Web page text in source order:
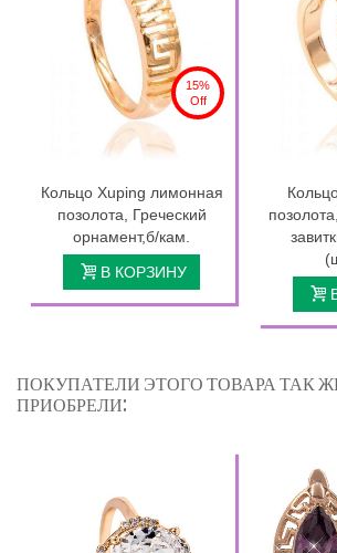
15%
Off
Кольцо Xuping лимонная
позолота, Греческий
орнамент,б/кам.
В КОРЗИНУ
ПОКУПАТЕЛИ ЭТОГО ТОВАРА ТАК
ПРИОБРЕЛИ: